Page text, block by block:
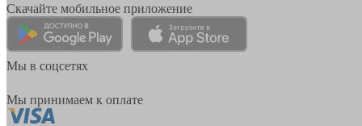
Скачайте мобильное приложение
Мы в соцсетях
Мы принимаем к оплате